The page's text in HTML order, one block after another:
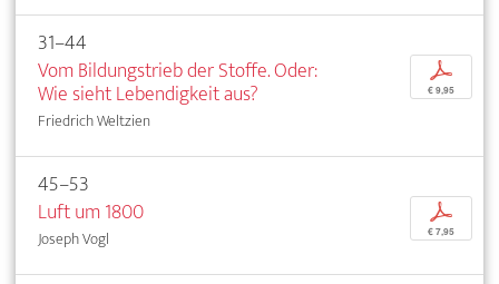
31–44
Vom Bildungstrieb der Stoffe. Oder:
Wie sieht Lebendigkeit aus?
Friedrich Weltzien
p
€ 9,95
45–53
Luft um 1800
Joseph Vogl
p
€ 7,95